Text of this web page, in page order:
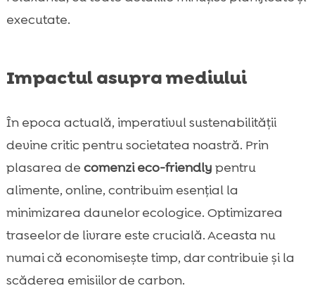
executate.
Impactul asupra mediului
În epoca actuală, imperativul sustenabilității
devine critic pentru societatea noastră. Prin
plasarea de comenzi eco-friendly pentru
alimente, online, contribuim esențial la
minimizarea daunelor ecologice. Optimizarea
traseelor de livrare este crucială. Aceasta nu
numai că economisește timp, dar contribuie și la
scăderea emisiilor de carbon.